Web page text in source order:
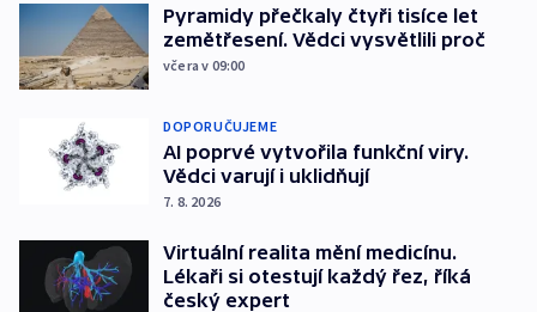
Pyramidy přečkaly čtyři tisíce let
zemětřesení. Vědci vysvětlili proč
včera v 09:00
DOPORUČUJEME
AI poprvé vytvořila funkční viry.
Vědci varují i uklidňují
7. 8. 2026
Virtuální realita mění medicínu.
Lékaři si otestují každý řez, říká
český expert